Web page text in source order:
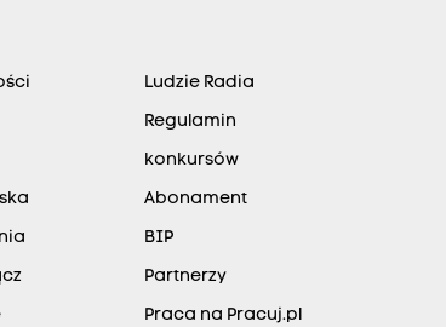
Ludzie Radia
Regulamin
konkursów
Abonament
BIP
Partnerzy
Praca na Pracuj.pl